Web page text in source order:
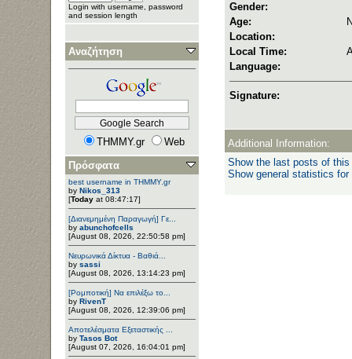
Login with username, password
and session length
Αναζήτηση
THMMY.gr
Web
Πρόσφατα
best username in THMMY.gr
by Nikos_313
[Today at 08:47:17]
[Διανεμημένη Παραγωγή] Γε...
by abunchofcells
[August 08, 2026, 22:50:58 pm]
Νευρωνικά Δίκτυα - Βαθιά...
by sassi
[August 08, 2026, 13:14:23 pm]
[Ρομποτική] Να επιλέξω το...
by RivenT
[August 08, 2026, 12:39:06 pm]
Αποτελέσματα Εξεταστικής ...
by Tasos Bot
[August 07, 2026, 16:04:01 pm]
Gender:
Age:
Location:
Local Time:
Language:
Signature:
Additional Information:
Show the last posts of this
Show general statistics for